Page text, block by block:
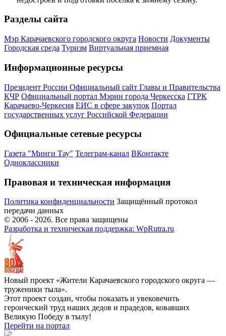
Разделы сайта
Мэр Карачаевского городского округа Новости Документы
Городская среда Туризм Виртуальная приемная
Информационные ресурсы
Президент России Официальный сайт Главы и Правительства
КЧР Официальный портал Мэрии города Черкесска ГТРК
Карачаево-Черкесия ЕИС в сфере закупок Портал
государственных услуг Российской Федерации
Официальные сетевые ресурсы
Газета "Минги Тау" Телеграм-канал ВКонтакте
Одноклассники
Правовая и техническая информация
Политика конфиденциальности Защищённый протокол
передачи данных
© 2006 - 2026. Все права защищены
Разработка и техническая поддержка: WpRutra.ru
Новый проект «Жители Карачаевского городского округа —
труженики тыла».
Этот проект создан, чтобы показать и увековечить
героический труд наших дедов и прадедов, ковавших
Великую Победу в тылу!
Перейти на портал